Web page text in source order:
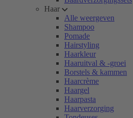
Haar
Alle weergeven
Shampoo
Pomade
Hairstyling
Haarkleur
Haaruitval & -groei
Borstels & kammen
Haarcrème
Haargel
Haarpasta
Haarverzorging